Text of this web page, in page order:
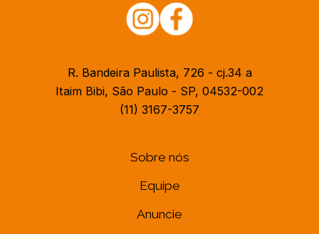
R. Bandeira Paulista, 726 - cj.34 a
Itaim Bibi, São Paulo - SP, 04532-002
(11) 3167-3757
Sobre nós
Equipe
Anuncie